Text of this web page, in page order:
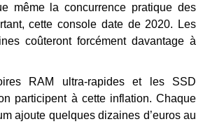
même la concurrence pratique des
cette console date de 2020. Les
coûteront forcément davantage à
RAM ultra-rapides et les SSD
participent à cette inflation. Chaque
ajoute quelques dizaines d’euros au